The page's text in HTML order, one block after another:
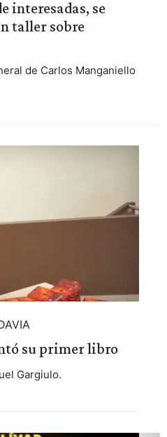
interesadas, se
taller sobre
de Carlos Manganiello
su primer libro
Gargiulo.